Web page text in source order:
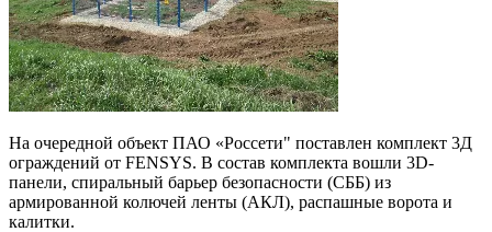
На очередной объект ПАО «Россети" поставлен комплект 3Д
ограждений от FENSYS. В состав комплекта вошли 3D-
панели, спиральный барьер безопасности (СББ) из
армированной колючей ленты (АКЛ), распашные ворота и
калитки.